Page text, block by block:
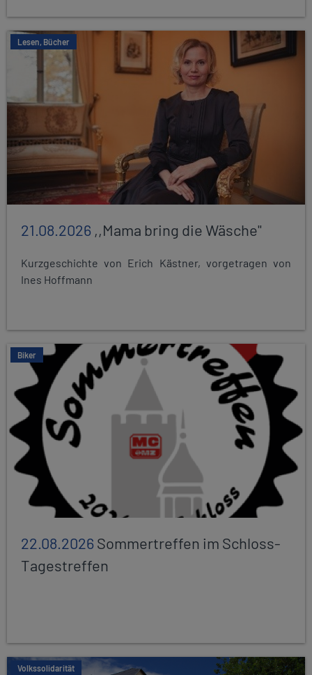
Lesen, Bücher
21.08.2026 ,,Mama bring die Wäsche"
Kurzgeschichte von Erich Kästner, vorgetragen von
Ines Hoffmann
Biker
22.08.2026Sommertreffen im Schloss-
Tagestreffen
Volkssolidarität